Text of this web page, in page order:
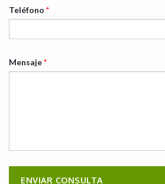
Teléfono *
Mensaje*